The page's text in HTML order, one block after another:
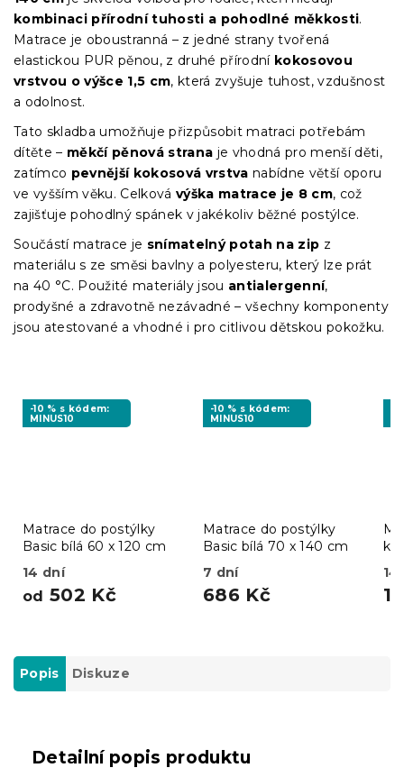
kombinaci přírodní tuhosti a pohodlné měkkosti.
Matrace je oboustranná – z jedné strany tvořená
elastickou PUR pěnou, z druhé přírodní kokosovou
vrstvou o výšce 1,5 cm, která zvyšuje tuhost, vzdušnost
a odolnost.
Tato skladba umožňuje přizpůsobit matraci potřebám
dítěte – měkčí pěnová strana je vhodná pro menší děti,
zatímco pevnější kokosová vrstva nabídne větší oporu
ve vyšším věku. Celková výška matrace je 8 cm, což
zajišťuje pohodlný spánek v jakékoliv běžné postýlce.
Součástí matrace je snímatelný potah na zip z
materiálu s ze směsi bavlny a polyesteru, který lze prát
na 40 °C. Použité materiály jsou antialergenní,
prodyšné a zdravotně nezávadné – všechny komponenty
jsou atestované a vhodné i pro citlivou dětskou pokožku.
-10 % s kódem:
MINUS10
Matrace do postýlky
Basic bílá 60 x 120 cm
14 dní
od 502 Kč
-10 % s kódem:
MINUS10
Matrace do postýlky
Basic bílá 70 x 140 cm
7 dní
686 Kč
14
1
Popis Diskuze
Detailní popis produktu